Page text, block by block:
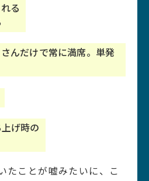
る
んだけで常に満席。単発
げ時の
たことが嘘みたいに、こ